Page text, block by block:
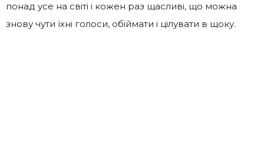
понад усе на світі і кожен раз щасливі, що можна
знову чути їхні голоси, обіймати і цілувати в щоку.